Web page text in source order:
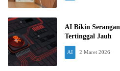
AI Bikin
Tertinggal Jauh
AI 2 Maret 2026